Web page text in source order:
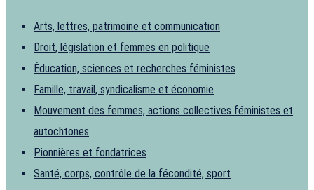
Arts, lettres, patrimoine et communication
Droit, législation et femmes en politique
Éducation, sciences et recherches féministes
Famille, travail, syndicalisme et économie
Mouvement des femmes, actions collectives féministes et
autochtones
Pionnières et fondatrices
Santé, corps, contrôle de la fécondité, sport